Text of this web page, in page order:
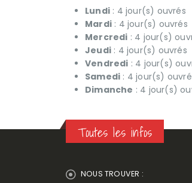
Lundi : 4 jour(s) ouvrés
Mardi : 4 jour(s) ouvrés
Mercredi : 4 jour(s)
Jeudi : 4 jour(s) ouvrés
Vendredi : 4 jour(s)
Samedi : 4 jour(s)
Dimanche : 4 jour(s)
Toutes les infos
NOUS TROUVER :